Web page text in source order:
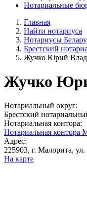
Нотариальные
Главная
Найти нотариуса
Нотариусы
Брестский
Жучко Юрий
Жучко
Нотариальный округ:
Брестский
Нотариальная контора:
Нотариальная контора
Адрес:
225903, г. Малорита,
На карте